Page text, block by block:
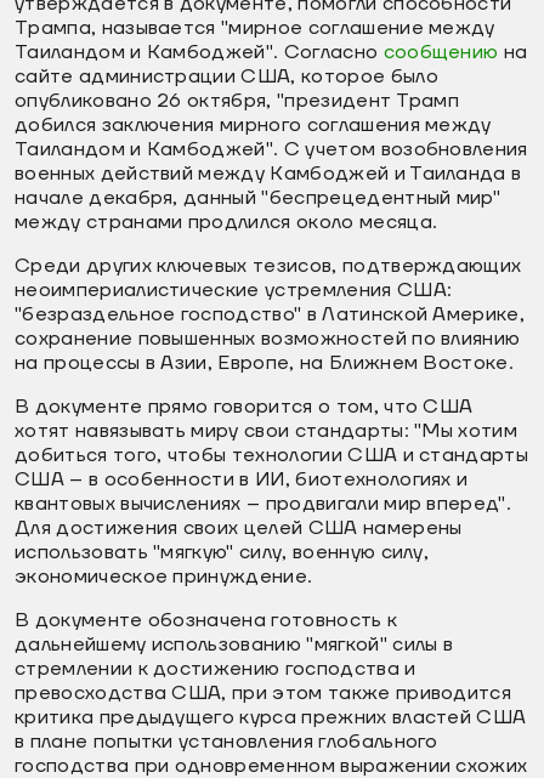
Трампа, называется "мирное соглашение между
Таиландом и Камбоджей". Согласно сообщению на
сайте администрации США, которое было
опубликовано 26 октября, "президент Трамп
добился заключения мирного соглашения между
Таиландом и Камбоджей". С учетом возобновления
военных действий между Камбоджей и Таиланда в
начале декабря, данный "беспрецедентный мир"
между странами продлился около месяца.
Среди других ключевых тезисов, подтверждающих
неоимпериалистические устремления США:
"безраздельное господство" в Латинской Америке,
сохранение повышенных возможностей по влиянию
на процессы в Азии, Европе, на Ближнем Востоке.
В документе прямо говорится о том, что США
хотят навязывать миру свои стандарты: "Мы хотим
добиться того, чтобы технологии США и стандарты
США – в особенности в ИИ, биотехнологиях и
квантовых вычислениях – продвигали мир вперед".
Для достижения своих целей США намерены
использовать "мягкую" силу, военную силу,
экономическое принуждение.
В документе обозначена готовность к
дальнейшему использованию "мягкой" силы в
стремлении к достижению господства и
превосходства США, при этом также приводится
критика предыдущего курса прежних властей США
в плане попытки установления глобального
господства при одновременном выражении схожих